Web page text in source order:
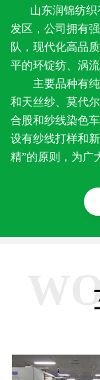
山东润锦纺织
发区，公司拥有
队，现代化高品
平的环锭纺、涡
主要品种有纯
和天丝纱、莫代
合股和纱线染色
设有纱线打样和
精”的原则，为广